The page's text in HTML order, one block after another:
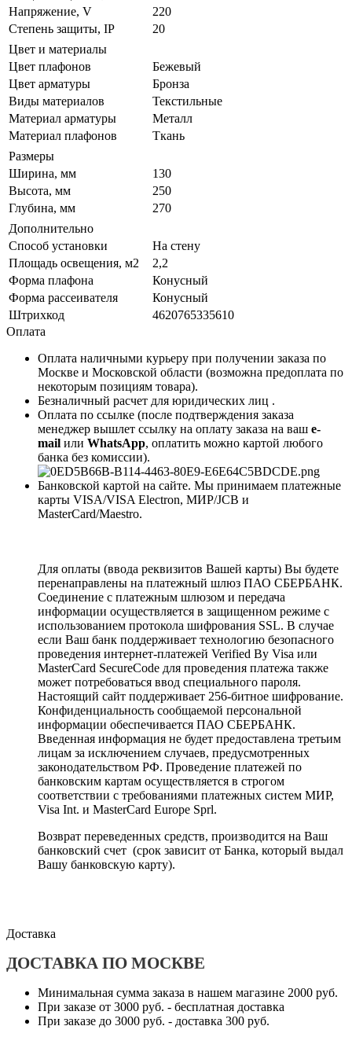
Напряжение, V
220
Степень защиты, IP
20
Цвет и материалы
Цвет плафонов
Бежевый
Цвет арматуры
Бронза
Виды материалов
Текстильные
Материал арматуры
Металл
Материал плафонов
Ткань
Размеры
Ширина, мм
130
Высота, мм
250
Глубина, мм
270
Дополнительно
Способ установки
На стену
Площадь освещения, м2
2,2
Форма плафона
Конусный
Форма рассеивателя
Конусный
Штрихкод
4620765335610
Оплата
Оплата наличными курьеру при получении заказа по
Москве и Московской области (возможна предоплата по
некоторым позициям товара).
Безналичный расчет для юридических лиц .
Оплата по ссылке (после подтверждения заказа
менеджер вышлет ссылку на оплату заказа на ваш e-
mail или WhatsApp, оплатить можно картой любого
банка без комиссии).
Банковской картой на сайте. Мы принимаем платежные
карты VISA/VISA Electron, МИР/JCB и
MasterCard/Maestro.
Для оплаты (ввода реквизитов Вашей карты) Вы будете
перенаправлены на платежный шлюз ПАО СБЕРБАНК.
Соединение с платежным шлюзом и передача
информации осуществляется в защищенном режиме с
использованием протокола шифрования SSL. В случае
если Ваш банк поддерживает технологию безопасного
проведения интернет-платежей Verified By Visa или
MasterCard SecureCode для проведения платежа также
может потребоваться ввод специального пароля.
Настоящий сайт поддерживает 256-битное шифрование.
Конфиденциальность сообщаемой персональной
информации обеспечивается ПАО СБЕРБАНК.
Введенная информация не будет предоставлена третьим
лицам за исключением случаев, предусмотренных
законодательством РФ. Проведение платежей по
банковским картам осуществляется в строгом
соответствии с требованиями платежных систем МИР,
Visa Int. и MasterCard Europe Sprl.
Возврат переведенных средств, производится на Ваш
банковский счет (срок зависит от Банка, который выдал
Вашу банковскую карту).
Доставка
ДОСТАВКА ПО МОСКВЕ
Минимальная сумма заказа в нашем магазине 2000 руб.
При заказе от 3000 руб. - бесплатная доставка
При заказе до 3000 руб. - доставка 300 руб.